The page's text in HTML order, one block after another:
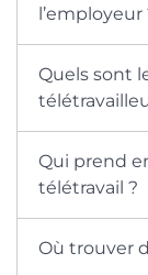
l’employeur
Quels sont
Qui prend
télétravail ?
Où trouver